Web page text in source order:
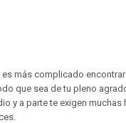
es más complicado
que sea de tu pleno
y a parte te exigen